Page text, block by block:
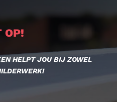
OP!
HELPT JOU BIJ ZOWEL